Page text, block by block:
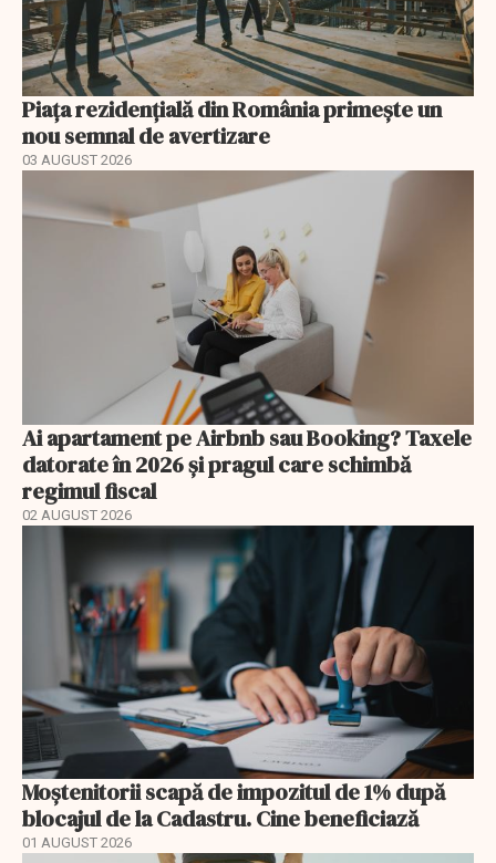
Piața rezidențială din România primește un
nou semnal de avertizare
03 AUGUST 2026
Ai apartament pe Airbnb sau Booking? Taxele
datorate în 2026 și pragul care schimbă
regimul fiscal
02 AUGUST 2026
Moștenitorii scapă de impozitul de 1% după
blocajul de la Cadastru. Cine beneficiază
01 AUGUST 2026